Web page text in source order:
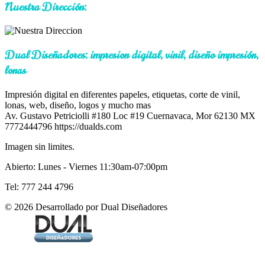
Nuestra Dirección:
Dual Diseñadores: impresion digital, vinil, diseño impresión,
lonas
Impresión digital en diferentes papeles, etiquetas, corte de vinil,
lonas, web, diseño, logos y mucho mas
Av. Gustavo Petriciolli #180 Loc #19 Cuernavaca, Mor 62130 MX
7772444796 https://dualds.com
Imagen sin limites.
Abierto: Lunes - Viernes 11:30am-07:00pm
Tel: 777 244 4796
© 2026 Desarrollado por Dual Diseñadores